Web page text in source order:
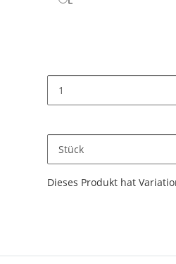
Stück
x
Dieses Produkt hat